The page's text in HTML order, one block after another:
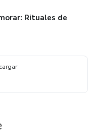
Rituales de